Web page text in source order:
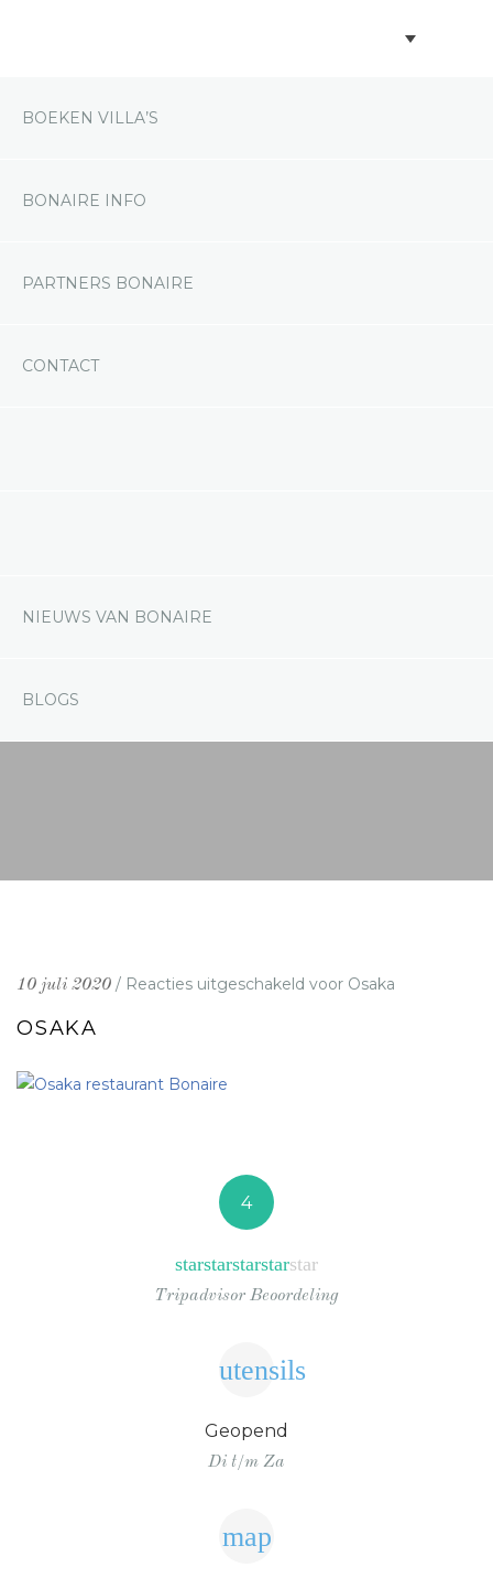
BOEKEN VILLA’S
BONAIRE INFO
PARTNERS BONAIRE
CONTACT
NIEUWS VAN BONAIRE
BLOGS
10 juli 2020 / Reacties uitgeschakeld voor Osaka
OSAKA
4
starstarstarstarstar
Tripadvisor Beoordeling
utensils
Geopend
Di t/m Za
map